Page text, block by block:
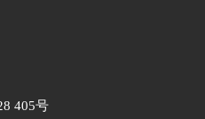
405号